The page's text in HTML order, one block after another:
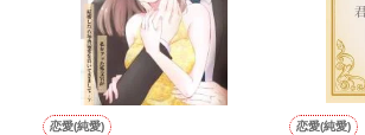
※他サイトさんにて恋愛トレンド1位
恋愛(純愛) 恋愛(純愛)